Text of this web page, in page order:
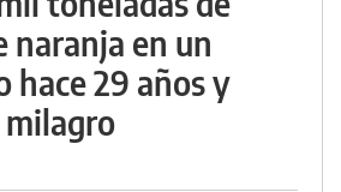
naranja en un
hace 29 años y